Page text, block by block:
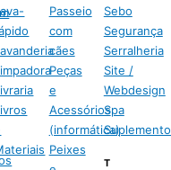
Passeio
com
cães
Peças
e
Acessórios
(informática)
Peixes
Sebo
Segurança
Serralheria
Site /
Webdesign
Spa
T